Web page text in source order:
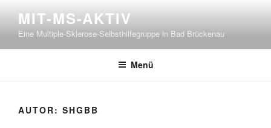
springen
MIT-MS-AKTIV
Eine Multiple-Sklerose-Selbsthilfegruppe in Bad Brückenau
Menü
AUTOR: SHGBB